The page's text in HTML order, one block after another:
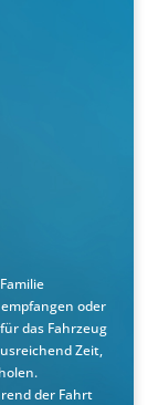
oder
das Fahrzeug
Zeit,
der Fahrt